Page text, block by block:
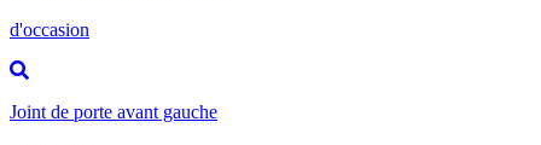
d'occasion
Joint de porte avant gauche